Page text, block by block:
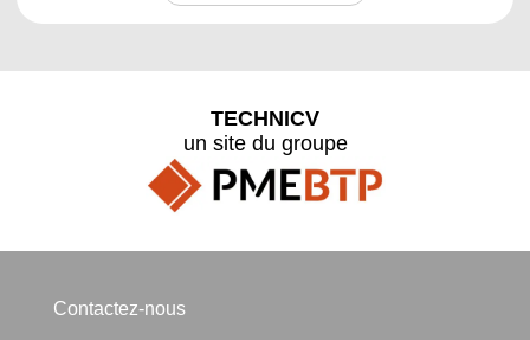
TECHNICV
un site du groupe
Contactez-nous